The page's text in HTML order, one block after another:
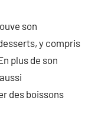
son
y compris
plus de son
des boissons